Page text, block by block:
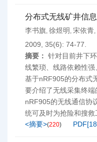
分布式无线矿井信
李书旗, 徐煜明 , 宋依青,
2009, 35(6): 74-77.
摘要： 针对目前井下
线繁琐、线路依赖性
基于nRF905的分布式
要介绍了无线采集终
nRF905的无线通信协
统可及时为抢险和搜救
<摘要>(220) PDF[